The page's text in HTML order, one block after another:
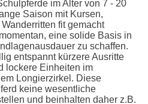
im Alter von 7 - 20
Saison mit Kursen,
fit gemacht
eine solide Basis in
zu schaffen.
entspannt kürzere Ausritte
lockere Einheiten im
Longierzirkel. Diese
keine wesentliche
und beinhalten daher z.B.